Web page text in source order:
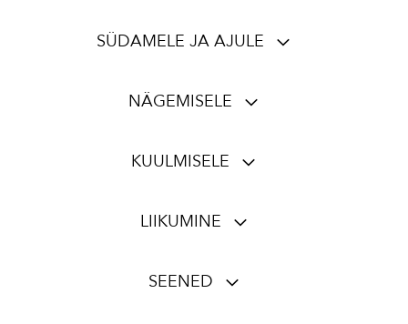
SÜDAMELE JA AJULE
NÄGEMISELE
KUULMISELE
LIIKUMINE
SEENED